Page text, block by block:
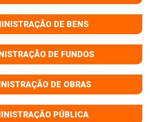
DE BENS
DE FUNDOS
DE OBRAS
PÚBLICA